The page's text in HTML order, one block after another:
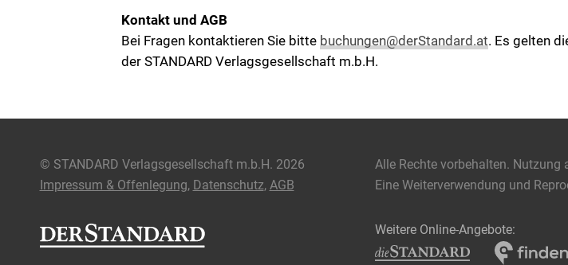
Kontakt und AGB
Bei Fragen kontaktieren Sie bitte buchungen@derStandard.at. Es gelten
der STANDARD Verlagsgesellschaft m.b.H.
© STANDARD Verlagsgesellschaft m.b.H. 2026
Impressum & Offenlegung Datenschutz AGB
Alle Rechte vorbehalten.
Eine Weiterverwendung und
Weitere Online-Angebote: